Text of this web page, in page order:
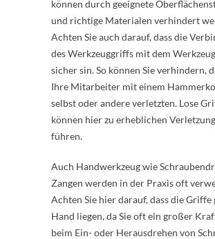
können durch geeignete
und richtige Materialen verhindert
Achten Sie auch darauf, dass die
des Werkzeuggriffs mit dem
sicher sin. So können Sie verhindern,
Ihre Mitarbeiter mit einem
selbst oder andere verletzten. Lose
können hier zu erheblichen
führen.
Auch Handwerkzeug wie
Zangen werden in der Praxis oft
Achten Sie hier darauf, dass die Griffe
Hand liegen, da Sie oft ein großer
beim Ein- oder Herausdrehen von